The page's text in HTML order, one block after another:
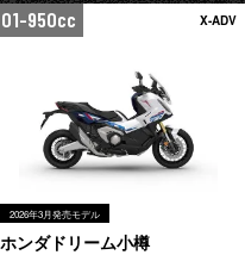
950cc X-ADV
2026年3月発売モデル
ホンダドリーム小樽